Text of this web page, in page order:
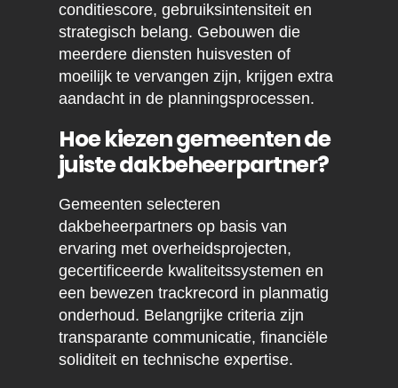
conditiescore, gebruiksintensiteit en
strategisch belang. Gebouwen die
meerdere diensten huisvesten of
moeilijk te vervangen zijn, krijgen extra
aandacht in de planningsprocessen.
Hoe kiezen gemeenten de
juiste dakbeheerpartner?
Gemeenten selecteren
dakbeheerpartners op basis van
ervaring met overheidsprojecten,
gecertificeerde kwaliteitssystemen en
een bewezen trackrecord in planmatig
onderhoud. Belangrijke criteria zijn
transparante communicatie, financiële
soliditeit en technische expertise.